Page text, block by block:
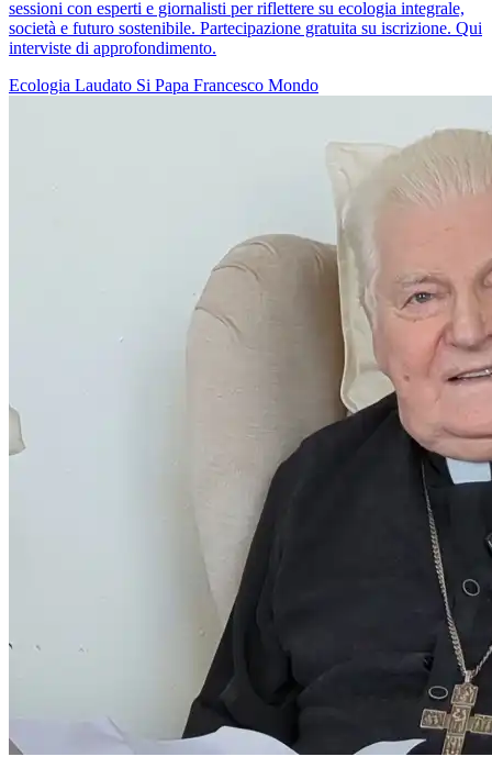
sessioni con esperti e giornalisti per riflettere su ecologia integrale,
società e futuro sostenibile. Partecipazione gratuita su iscrizione. Qui
interviste di approfondimento.
Ecologia Laudato Si Papa Francesco Mondo